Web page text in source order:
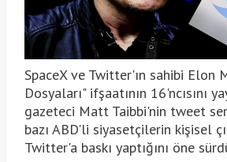
SpaceX ve Twitter'ın sahibi Elon
Dosyaları" ifşaatının 16'ncısını
gazeteci Matt Taibbi'nin tweet
bazı ABD'li siyasetçilerin kişisel
Twitter'a baskı yaptığını öne